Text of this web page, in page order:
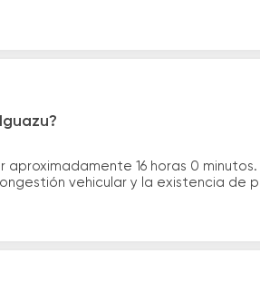
aproximadamente 16 horas 0
vehicular y la existencia de